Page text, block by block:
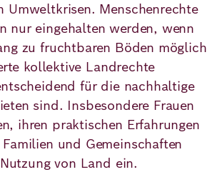
Umweltkrisen. Menschenrechte
nur eingehalten werden, wenn
zu fruchtbaren Böden möglich
kollektive Landrechte
für die nachhaltige
sind. Insbesondere Frauen
ihren praktischen Erfahrungen
und Gemeinschaften
von Land ein.